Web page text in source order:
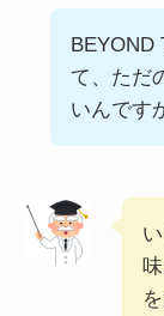
BEYOND
て、ただ
いんです